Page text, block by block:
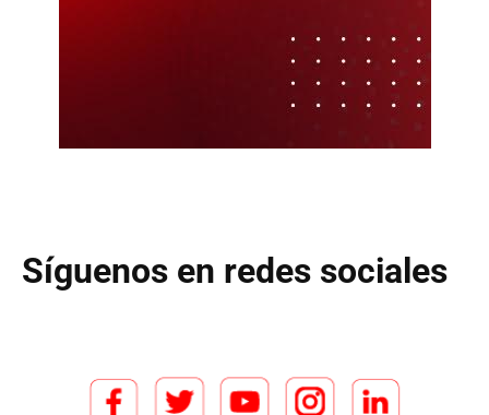
Síguenos en redes sociales